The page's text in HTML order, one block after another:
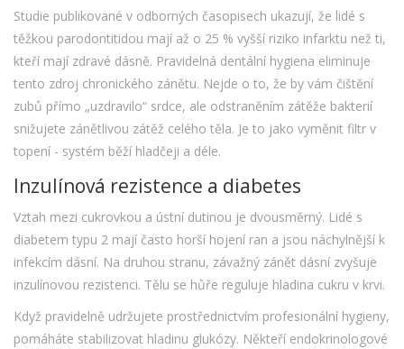
Studie publikované v odborných časopisech ukazují, že lidé s
těžkou parodontitidou mají až o 25 % vyšší riziko infarktu než ti,
kteří mají zdravé dásně. Pravidelná dentální hygiena eliminuje
tento zdroj chronického zánětu. Nejde o to, že by vám čištění
zubů přímo „uzdravilo“ srdce, ale odstraněním zátěže bakterií
snižujete zánětlivou zátěž celého těla. Je to jako vyměnit filtr v
topení - systém běží hladčeji a déle.
Inzulínová rezistence a diabetes
Vztah mezi cukrovkou a ústní dutinou je dvousměrný. Lidé s
diabetem typu 2 mají často horší hojení ran a jsou náchylnější k
infekcím dásní. Na druhou stranu, závažný zánět dásní zvyšuje
inzulínovou rezistenci. Tělu se hůře reguluje hladina cukru v krvi.
Když pravidelně udržujete prostřednictvím profesionální hygieny,
pomáháte stabilizovat hladinu glukózy. Někteří endokrinologové